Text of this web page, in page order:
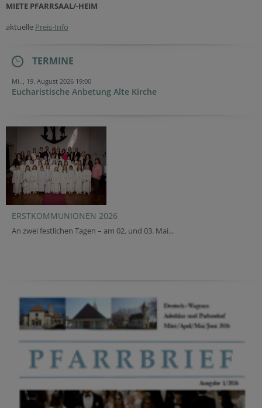
MIETE PFARRSAAL/-HEIM
aktuelle Preis-Info
TERMINE
Mi.., 19. August 2026 19:00
Eucharistische Anbetung Alte Kirche
ERSTKOMMUNIONEN 2026
An zwei festlichen Tagen – am 02. und 03. Mai...